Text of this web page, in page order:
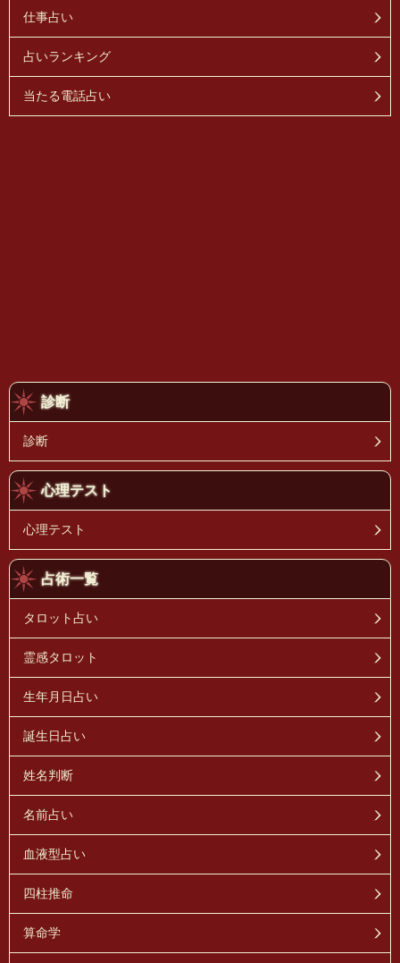
仕事占い
占いランキング
当たる電話占い
診断
診断
心理テスト
心理テスト
占術一覧
タロット占い
霊感タロット
生年月日占い
誕生日占い
姓名判断
名前占い
血液型占い
四柱推命
算命学